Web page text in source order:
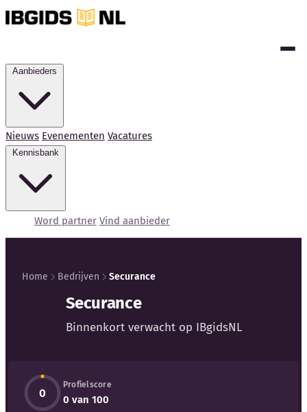
Nieuws Evenementen Vacatures
Word partner Vind aanbieder
Kennisbank
Home Bedrijven Securance
Securance
Binnenkort verwacht op IBgidsNL
0
Profielscore
0 van 100